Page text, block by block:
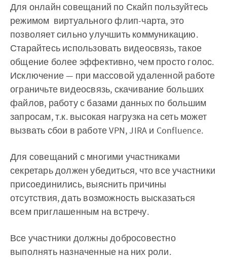
Для онлайн совещаний по Скайп пользуйтесь
режимом виртуального флип-чарта, это
позволяет сильно улучшить коммуникацию.
Старайтесь использовать видеосвязь, такое
общение более эффективно, чем просто голос.
Исключение — при массовой удаленной работе
ограничьте видеосвязь, скачивание больших
файлов, работу с базами данных по большим
запросам, т.к. высокая нагрузка на сеть может
вызвать сбои в работе VPN, JIRA и Confluence.
Для совещаний с многими участниками
секретарь должен убедиться, что все участники
присоединились, выяснить причины
отсутствия, дать возможность высказаться
всем приглашенным на встречу.
Все участники должны добросовестно
выполнять назначенные на них роли.